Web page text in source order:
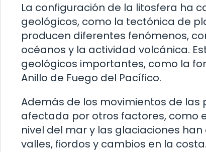
La configuración de la litosfera ha
geológicos, como la tectónica de
producen diferentes fenómenos,
océanos y la actividad volcánica.
geológicos importantes, como la
Anillo de Fuego del Pacífico.
Además de los movimientos de
afectada por otros factores, como
nivel del mar y las glaciaciones
valles, fiordos y cambios en la costa.